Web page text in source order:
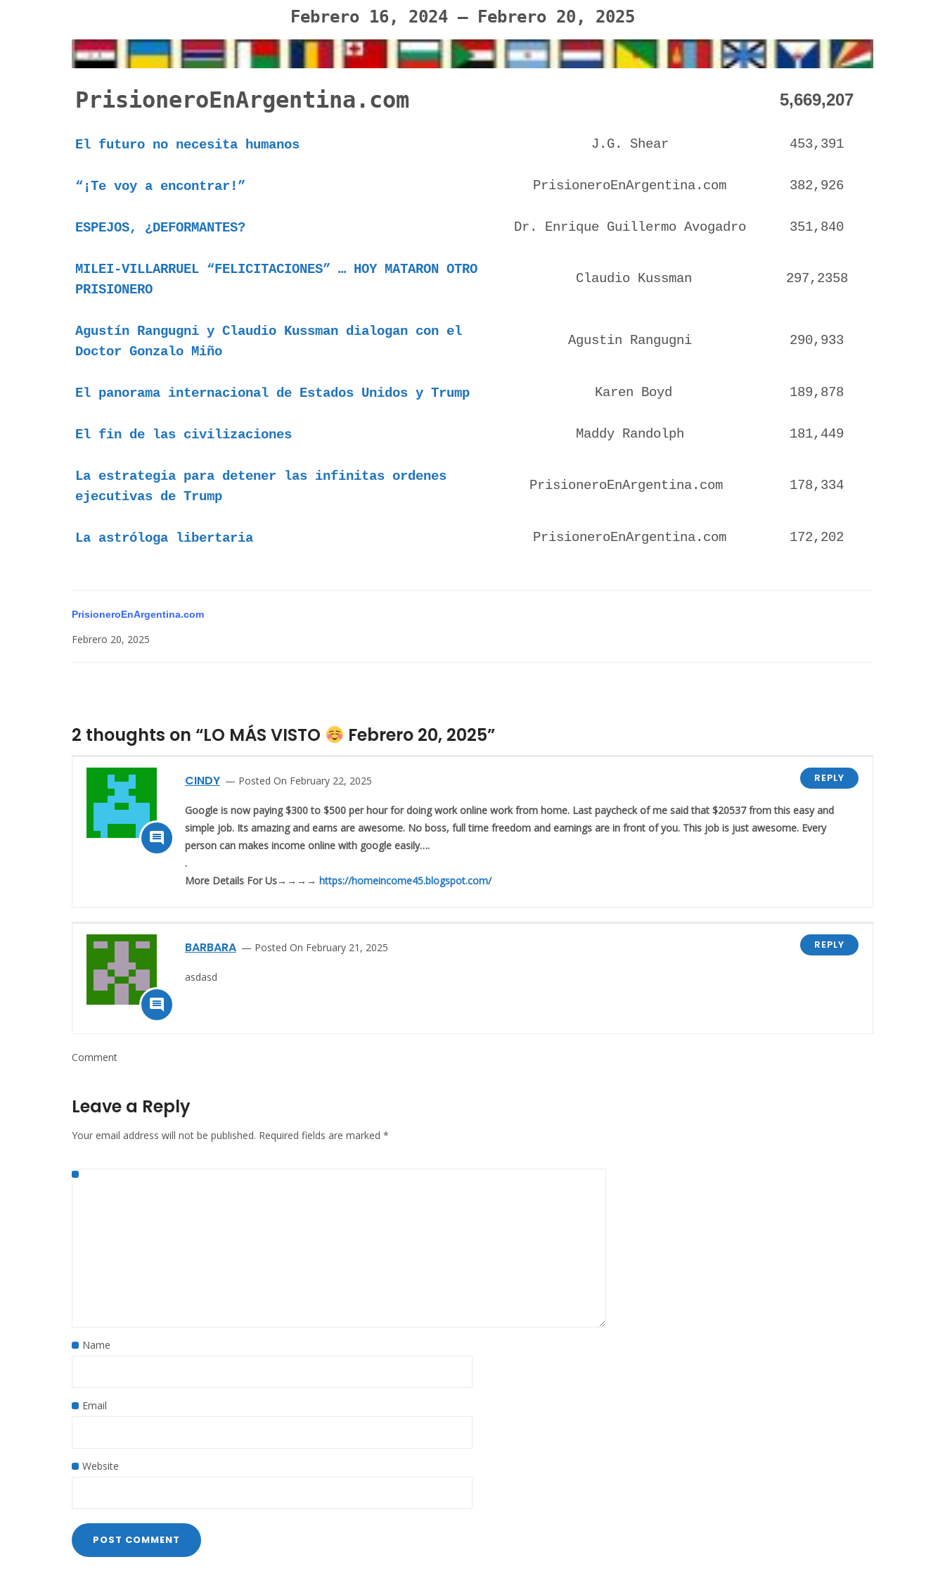
Febrero 16, 2024 – Febrero 20, 2025
PrisioneroEnArgentina.com 5,669,207
El futuro no necesita humanos J.G. Shear 453,391
“¡Te voy a encontrar!” PrisioneroEnArgentina.com 382,926
ESPEJOS, ¿DEFORMANTES? Dr. Enrique Guillermo Avogadro 351,840
MILEI-VILLARRUEL “FELICITACIONES” … HOY MATARON OTRO
PRISIONERO
Claudio Kussman 297,2358
Agustín Rangugni y Claudio Kussman dialogan con el
Doctor Gonzalo Miño
Agustin Rangugni 290,933
El panorama internacional de Estados Unidos y Trump Karen Boyd 189,878
El fin de las civilizaciones Maddy Randolph 181,449
La estrategia para detener las infinitas ordenes
ejecutivas de Trump
PrisioneroEnArgentina.com 178,334
La astróloga libertaria PrisioneroEnArgentina.com 172,202
PrisioneroEnArgentina.com
Febrero 20, 2025
2 thoughts on “LO MÁS VISTO Febrero 20, 2025”

CINDY Posted On February 22, 2025 REPLY
Google is now paying $300 to $500 per hour for doing work online work from home. Last paycheck of me said that $20537 from this easy and
simple job. Its amazing and earns are awesome. No boss, full time freedom and earnings are in front of you. This job is just awesome. Every
person can makes income online with google easily….
.
M­­­­­­o­­­­­­r­­­­­­e­ D­­­­­­e­­­­­­t­­­­­­a­­­­­­i­­­­­­l­­­­­­s For Us→→→→ https://homeincome45.blogspot.com/

BARBARA Posted On February 21, 2025 REPLY
asdasd
Comment
Leave a Reply
Your email address will not be published. Required fields are marked *
Name
Email
Website